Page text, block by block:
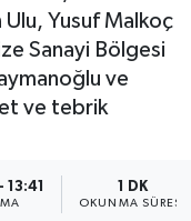
Yusuf Malkoç
Sanayi Bölgesi
ve
ve tebrik
1 DK
OKUNMA SÜRESI